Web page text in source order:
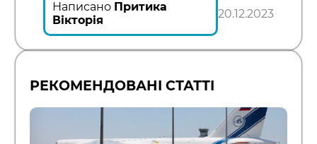
Написано Притика
Вікторія
20.12.2023
РЕКОМЕНДОВАНІ СТАТТІ